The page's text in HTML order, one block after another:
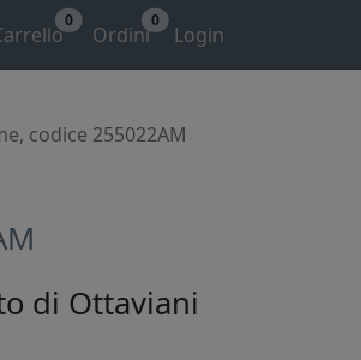
0
Ordini
0
Login
codice 255022AM
di Ottaviani